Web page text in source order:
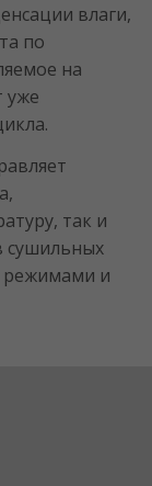
влаги,
по
на
уже
так и
сушильных
режимами и